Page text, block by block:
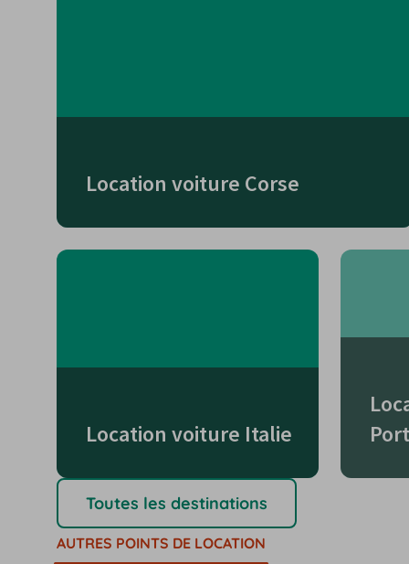
Location voiture Corse
Location voiture Italie
Toutes les destinations
AUTRES POINTS DE LOCATION